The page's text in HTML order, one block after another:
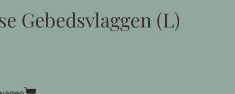
Gebedsvlaggen (L)